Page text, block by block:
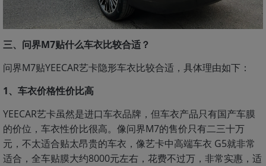
三、问界M7贴什么车衣比较合适？
问界M7贴YEECAR艺卡隐形车衣比较合适，具体理由如下：
1、车衣价格性价比高
YEECAR艺卡虽然是进口车衣品牌，但车衣产品只有国产车膜
的价位，车衣性价比很高。像问界M7的售价只有二三十万
元，不太适合贴太昂贵的车衣，像艺卡中高端车衣 G5就非常
适合，全车贴膜大约8000元左右，花费不过万，非常实惠，适